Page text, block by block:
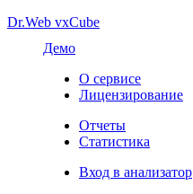
Dr.Web vxCube
Демо
О сервисе
Лицензирование
Отчеты
Статистика
Вход в анализатор